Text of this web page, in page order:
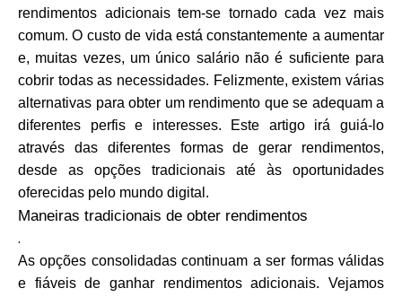
Galeria de Marcas
Seleção de Marca
Calculadoras
Histórico de Rondas
rendimentos adicionais tem-se tornado cada vez mais
comum. O custo de vida está constantemente a aumentar
e, muitas vezes, um único salário não é suficiente para
cobrir todas as necessidades. Felizmente, existem várias
alternativas para obter um rendimento que se adequam a
diferentes perfis e interesses. Este artigo irá guiá-lo
através das diferentes formas de gerar rendimentos,
desde as opções tradicionais até às oportunidades
oferecidas pelo mundo digital.
Maneiras tradicionais de obter rendimentos
.
As opções consolidadas continuam a ser formas válidas
e fiáveis de ganhar rendimentos adicionais. Vejamos